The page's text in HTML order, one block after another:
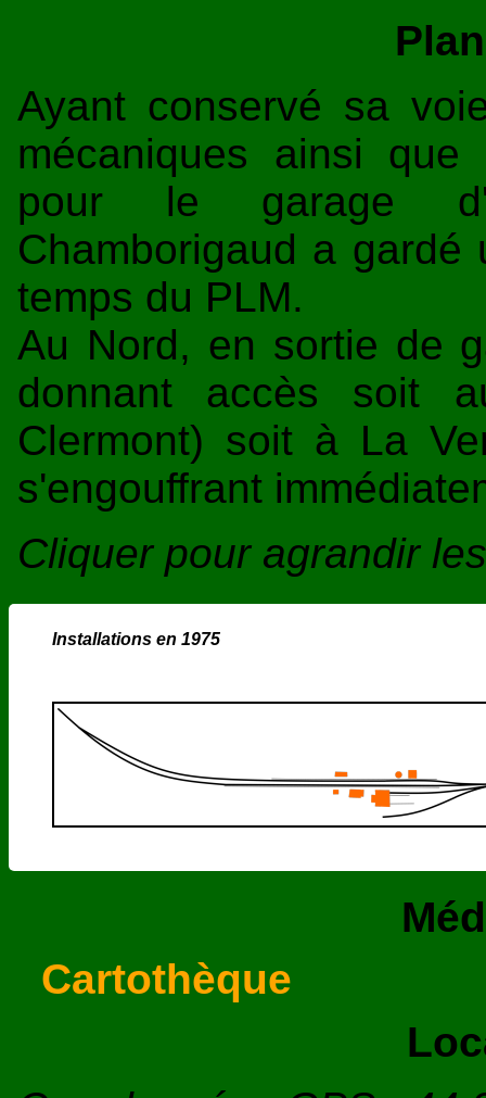
Ayant conservé sa
mécaniques ainsi
pour le garage
Chamborigaud a
temps du PLM.
Au Nord, en sortie de
donnant accès soit
Clermont) soit à La
s'engouffrant
Cliquer pour agrandir
Installations en 1975
Cartothèque